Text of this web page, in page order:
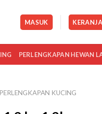
MASUK
PERLENGKAPAN HEWAN
PERLENGKAPAN KUCING